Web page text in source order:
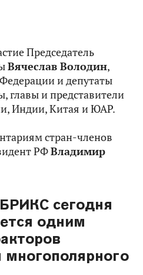
Председатель
Вячеслав Володин,
и депутаты
главы и представители
Индии, Китая и ЮАР.
стран-членов
РФВладимир
сегодня
одним